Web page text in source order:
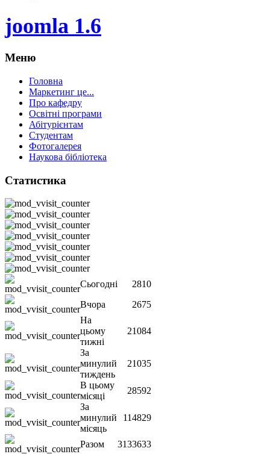
joomla 1.6
Меню
Головна
Маркетинг це...
Про кафедру
Освітні програми
Абітурієнтам
Студентам
Фотогалерея
Наукова бібліотека
Статистика
Сьогодні
2810
Вчора
2675
На
цьому
тижні
21084
За
минулий
тиждень
21035
В цьому
місяці
28592
За
минулий
місяць
114829
Разом
3133633